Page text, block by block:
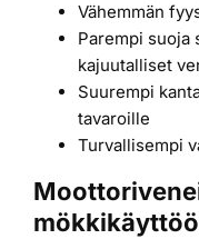
Vähemmän
Parempi suoja
kajuutalliset
Suurempi
tavaroille
Turvallisempi